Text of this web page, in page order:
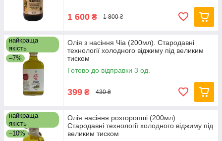
1 600 ₴ 1 800 ₴
найкраща
якість
–7%
Олія з насіння Чіа (200мл). Стародавні
технології холодного віджиму під великим
тиском
Готово до відправки 3 од.
399 ₴ 430 ₴
найкраща
якість
–10%
Олія насіння розторопші (200мл).
Стародавні технології холодного віджиму під
великим тиском